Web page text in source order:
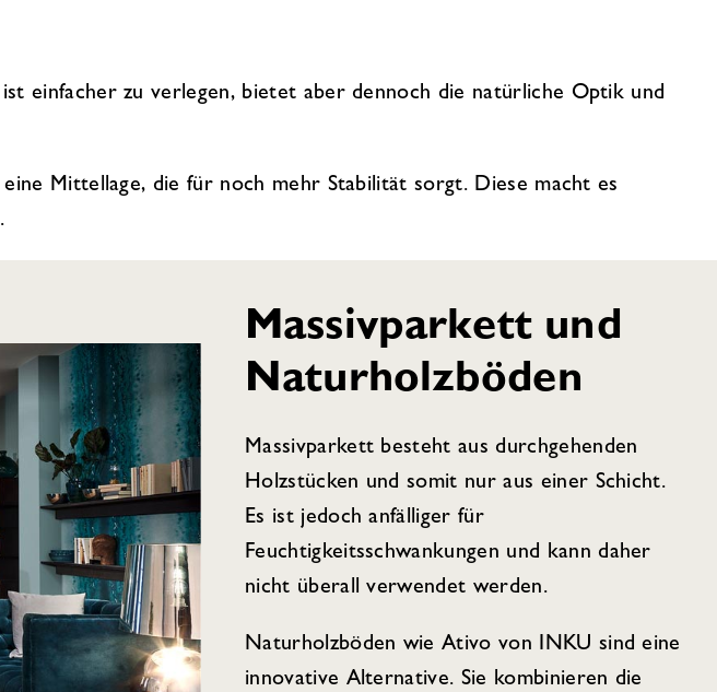
einfacher zu verlegen, bietet aber dennoch die natürliche Optik und
Mittellage, die für noch mehr Stabilität sorgt. Diese macht es
Massivparkett und
Naturholzböden
Massivparkett besteht aus durchgehenden
Holzstücken und somit nur aus einer Schicht.
Es ist jedoch anfälliger für
Feuchtigkeitsschwankungen und kann daher
nicht überall verwendet werden.
Naturholzböden wie Ativo von INKU sind eine
innovative Alternative. Sie kombinieren die